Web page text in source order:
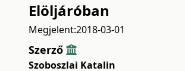
Elöljáróban
Megjelent:2018-03-01
Szerző
Szoboszlai Katalin